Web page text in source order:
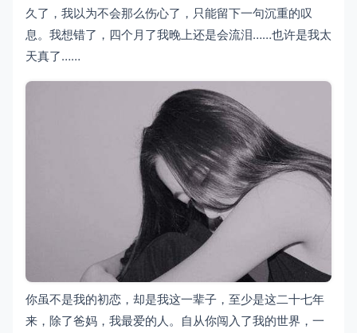
久了，我以为不会那么伤心了，只能留下一句沉重的叹
息。我想错了，四个月了我晚上还是会流泪……也许是我太
天真了……
你虽不是我的初恋，却是我这一辈子，至少是这二十七年
来，除了爸妈，我最爱的人。自从你闯入了我的世界，一